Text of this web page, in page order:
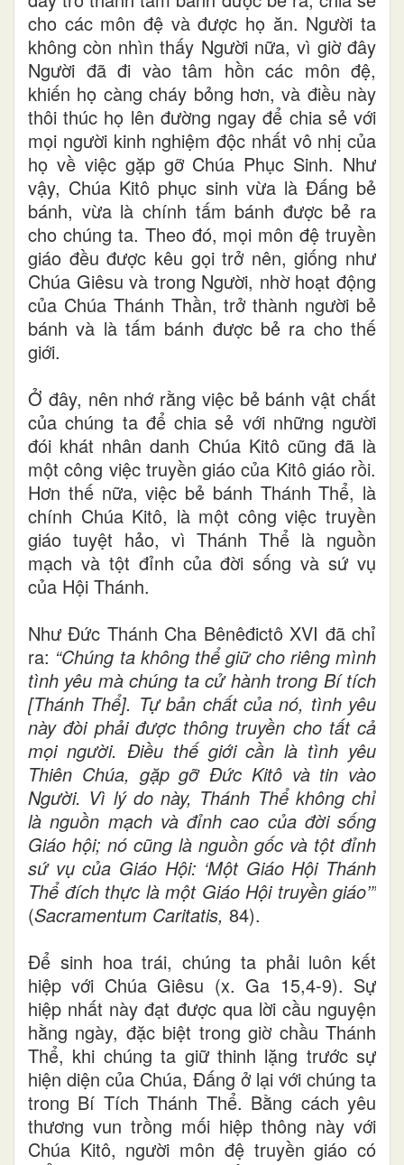
cho các môn đệ và được họ ăn. Người ta
không còn nhìn thấy Người nữa, vì giờ đây
Người đã đi vào tâm hồn các môn đệ,
khiến họ càng cháy bỏng hơn, và điều này
thôi thúc họ lên đường ngay để chia sẻ với
mọi người kinh nghiệm độc nhất vô nhị của
họ về việc gặp gỡ Chúa Phục Sinh. Như
vậy, Chúa Kitô phục sinh vừa là Đấng bẻ
bánh, vừa là chính tấm bánh được bẻ ra
cho chúng ta. Theo đó, mọi môn đệ truyền
giáo đều được kêu gọi trở nên, giống như
Chúa Giêsu và trong Người, nhờ hoạt động
của Chúa Thánh Thần, trở thành người bẻ
bánh và là tấm bánh được bẻ ra cho thế
giới.
Ở đây, nên nhớ rằng việc bẻ bánh vật chất
của chúng ta để chia sẻ với những người
đói khát nhân danh Chúa Kitô cũng đã là
một công việc truyền giáo của Kitô giáo rồi.
Hơn thế nữa, việc bẻ bánh Thánh Thể, là
chính Chúa Kitô, là một công việc truyền
giáo tuyệt hảo, vì Thánh Thể là nguồn
mạch và tột đỉnh của đời sống và sứ vụ
của Hội Thánh.
Như Đức Thánh Cha Bênêđictô XVI đã chỉ
ra: “Chúng ta không thể giữ cho riêng mình
tình yêu mà chúng ta cử hành trong Bí tích
[Thánh Thể]. Tự bản chất của nó, tình yêu
này đòi phải được thông truyền cho tất cả
mọi người. Điều thế giới cần là tình yêu
Thiên Chúa, gặp gỡ Đức Kitô và tin vào
Người. Vì lý do này, Thánh Thể không chỉ
là nguồn mạch và đỉnh cao của đời sống
Giáo hội; nó cũng là nguồn gốc và tột đỉnh
sứ vụ của Giáo Hội: ‘Một Giáo Hội Thánh
Thể đích thực là một Giáo Hội truyền giáo’”
(Sacramentum Caritatis, 84).
Để sinh hoa trái, chúng ta phải luôn kết
hiệp với Chúa Giêsu (x. Ga 15,4-9). Sự
hiệp nhất này đạt được qua lời cầu nguyện
hằng ngày, đặc biệt trong giờ chầu Thánh
Thể, khi chúng ta giữ thinh lặng trước sự
hiện diện của Chúa, Đấng ở lại với chúng ta
trong Bí Tích Thánh Thể. Bằng cách yêu
thương vun trồng mối hiệp thông này với
Chúa Kitô, người môn đệ truyền giáo có